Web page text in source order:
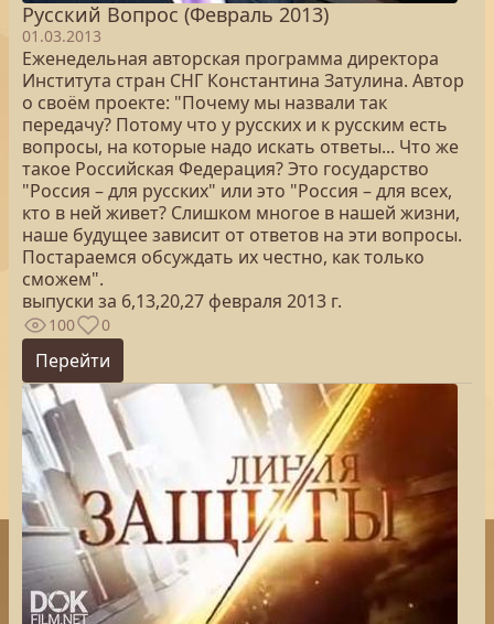
Русский Вопрос (Февраль 2013)
01.03.2013
Еженедельная авторская программа директора
Института стран СНГ Константина Затулина. Автор
о своём проекте: "Почему мы назвали так
передачу? Потому что у русских и к русским есть
вопросы, на которые надо искать ответы... Что же
такое Российская Федерация? Это государство
"Россия – для русских" или это "Россия – для всех,
кто в ней живет? Слишком многое в нашей жизни,
наше будущее зависит от ответов на эти вопросы.
Постараемся обсуждать их честно, как только
сможем".
выпуски за 6,13,20,27 февраля 2013 г.
100 0
Перейти